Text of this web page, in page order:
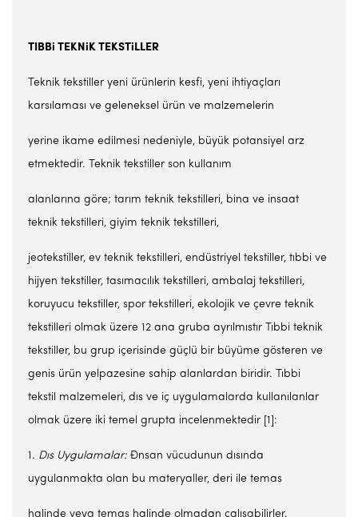
TIBBi TEKNiK TEKSTiLLER
Teknik tekstiller yeni ürünlerin kesfi, yeni ihtiyaçları
karsılaması ve geleneksel ürün ve malzemelerin
yerine ikame edilmesi nedeniyle, büyük potansiyel arz
etmektedir. Teknik tekstiller son kullanım
alanlarına göre; tarım teknik tekstilleri, bina ve insaat
teknik tekstilleri, giyim teknik tekstilleri,
jeotekstiller, ev teknik tekstilleri, endüstriyel tekstiller, tıbbi ve
hijyen tekstiller, tasımacılık tekstilleri, ambalaj tekstilleri,
koruyucu tekstiller, spor tekstilleri, ekolojik ve çevre teknik
tekstilleri olmak üzere 12 ana gruba ayrılmıstır Tıbbi teknik
tekstiller, bu grup içerisinde güçlü bir büyüme gösteren ve
genis ürün yelpazesine sahip alanlardan biridir. Tıbbi
tekstil malzemeleri, dıs ve iç uygulamalarda kullanılanlar
olmak üzere iki temel grupta incelenmektedir [1]:
1. Dıs Uygulamalar: Đnsan vücudunun dısında
uygulanmakta olan bu materyaller, deri ile temas
halinde veya temas halinde olmadan çalısabilirler.